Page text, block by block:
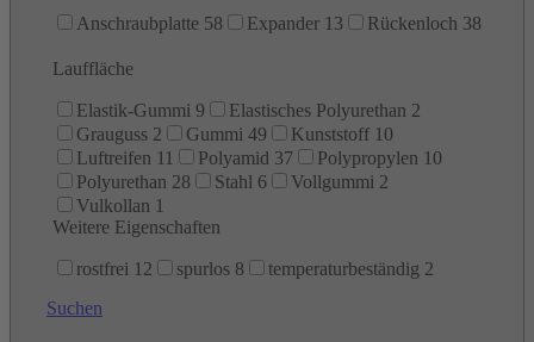
Anschraubplatte 58 Expander 13 Rückenloch 38
Lauffläche
Elastik-Gummi 9 Elastisches Polyurethan 2
Grauguss 2 Gummi 49 Kunststoff 10
Luftreifen 11 Polyamid 37 Polypropylen 10
Polyurethan 28 Stahl 6 Vollgummi 2
Vulkollan 1
Weitere Eigenschaften
rostfrei 12 spurlos 8 temperaturbeständig 2
Suchen